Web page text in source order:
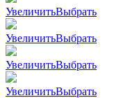
УвеличитьВыбрать
УвеличитьВыбрать
УвеличитьВыбрать
УвеличитьВыбрать